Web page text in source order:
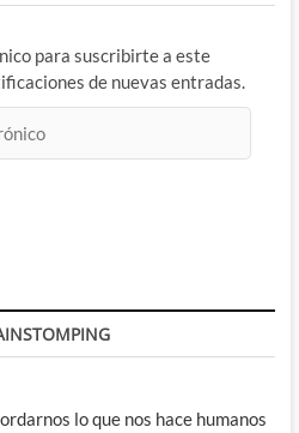
para suscribirte a este
de nuevas entradas.
lo que nos hace humanos